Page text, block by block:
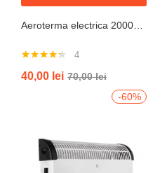
4.25din 5
4
40,00 lei 70,00lei
-60%